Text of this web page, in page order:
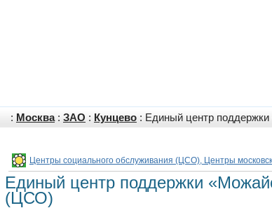
: Москва: ЗАО : Кунцево : Единый центр
Центры социального обслуживания (ЦСО), Центры
Единый центр поддержки
(ЦСО)